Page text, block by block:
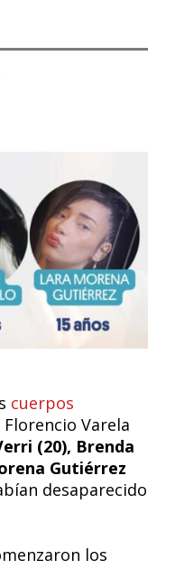
cuerpos
Varela
(20), Brenda
Gutiérrez
desaparecido
los